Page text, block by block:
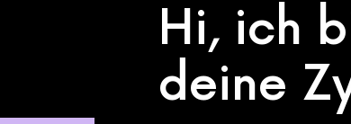
Hi, ich
deine